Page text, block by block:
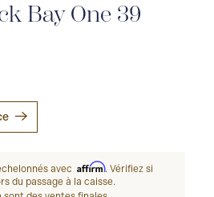
Bay One 39
avec Affirm. Vérifiez si
du passage à la caisse.